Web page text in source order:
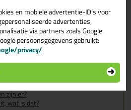
en kenmerken van dit
product >
Ottoseal S100
product gebruikt:
hier hoe!
ik nodig?
zijn er?
wat is dat?
en mobiele advertentie-ID’s voor
advertenties,
via partners zoals Google.
persoonsgegevens gebruikt:
privacy/